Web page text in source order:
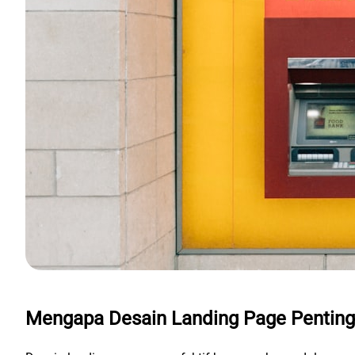
Mengapa Desain Landing Page